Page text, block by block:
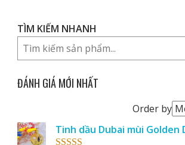
TÌM KIẾM NHANH
ĐÁNH GIÁ MỚI NHẤT
Order by
by
Tinh dầu Dubai mùi Golden